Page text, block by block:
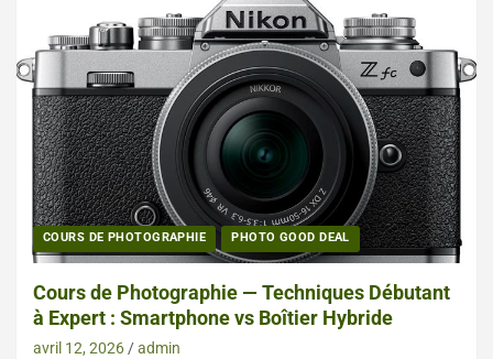
COURS DE PHOTOGRAPHIE PHOTO GOOD DEAL
Cours de Photographie — Techniques Débutant
à Expert : Smartphone vs Boîtier Hybride
avril 12, 2026 admin